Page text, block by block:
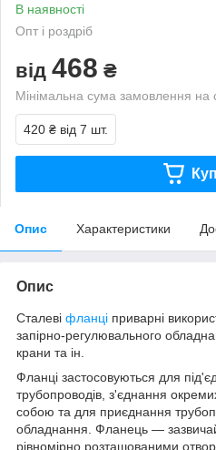
В наявності
Опт і роздріб
від 468 ₴
Мінімальна сума замовлення на
420 ₴ від 7 шт.
Опис Характеристики
Опис
Сталеві фланці приварні
запірно-регулювального
крани та ін.
Фланці застосовуються для
трубопроводів, з'єднання
собою та для приєднання
обладнання. Фланець — зазвичай
рівномірно розташованими